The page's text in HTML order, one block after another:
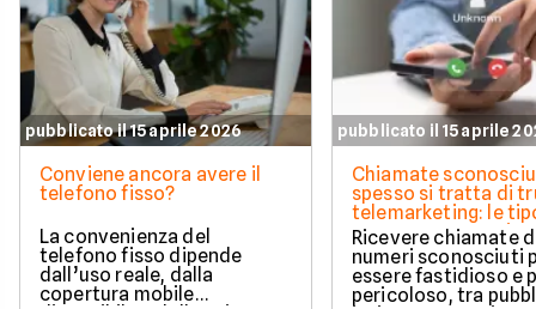
pubblicato il 15 aprile 2026
Conviene ancora avere il
telefono fisso?
La convenienza del
telefono fisso dipende
dall’uso reale, dalla
copertura mobile
pubblicato il 15 aprile
Chiamate
spesso si tratta di
telemarketing: le
come proteggersi
Ricevere chiamate
numeri sconosciuti
essere fastidioso e
pericoloso, tra